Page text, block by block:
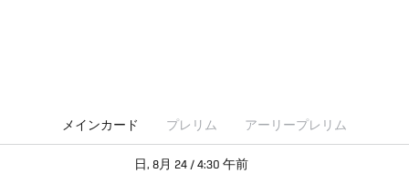
メインカード プレリム アーリープレリム
日, 8月 24 / 4:30 午前